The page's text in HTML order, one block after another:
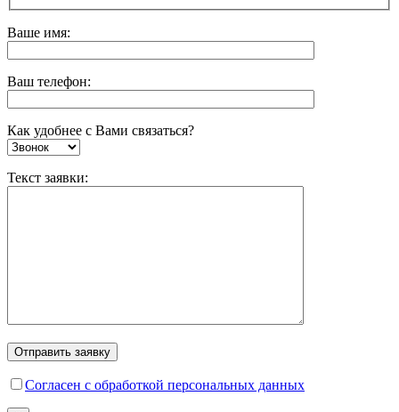
Ваше имя:
Ваш телефон:
Как удобнее с Вами связаться?
Текст заявки:
Согласен с обработкой персональных данных